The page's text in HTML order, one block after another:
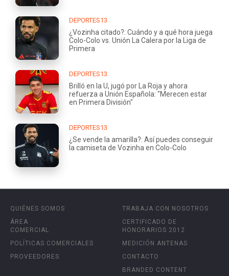
DEPORTES13
¿Vozinha citado?: Cuándo y a qué hora juega
Colo-Colo vs. Unión La Calera por la Liga de
Primera
DEPORTES13
Brilló en la U, jugó por La Roja y ahora
refuerza a Unión Española: "Merecen estar
en Primera División"
DEPORTES13
¿Se vende la amarilla?: Así puedes conseguir
la camiseta de Vozinha en Colo-Colo
QUIÉNES SOMOS
ÁREA
COMERCIAL
POLÍTICAS COMERCIALES
PROVEEDORES
TRABAJA CON NOSOTROS
CERTIFICADO DE
HONORARIOS 2012
MEDICIÓN ANTENAS
CONTACTO
BRANDED CONTENT